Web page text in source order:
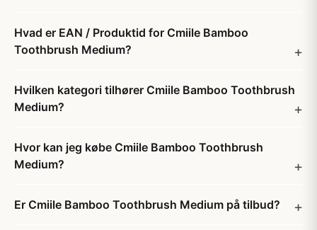
Hvad er EAN / Produktid for Cmiile Bamboo
Toothbrush Medium?
Hvilken kategori tilhører Cmiile Bamboo Toothbrush
Medium?
Hvor kan jeg købe Cmiile Bamboo Toothbrush
Medium?
Er Cmiile Bamboo Toothbrush Medium på tilbud?